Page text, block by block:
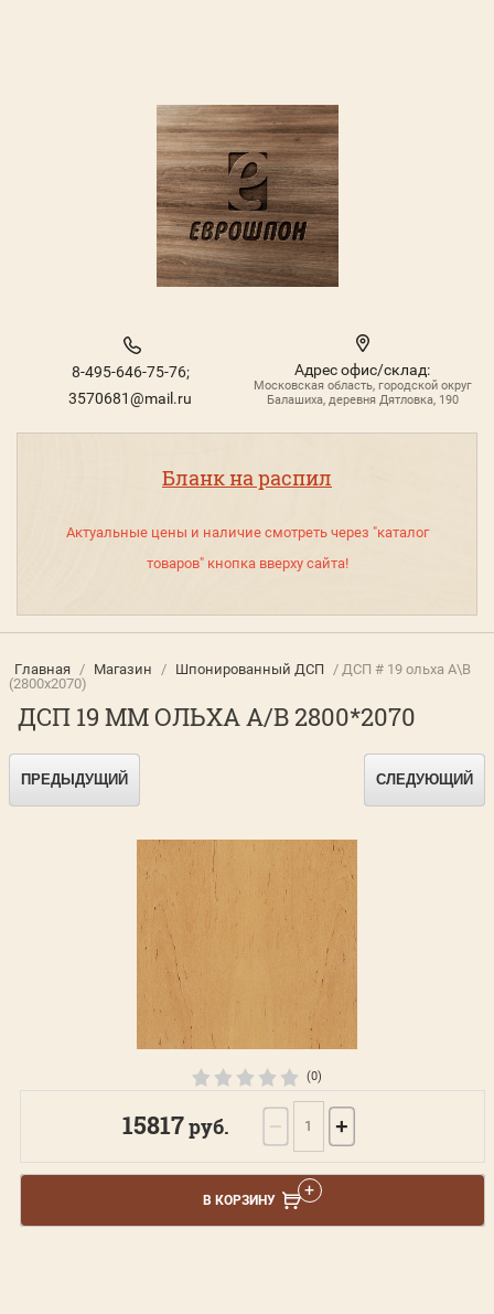
Бланк на распил
Актуальные цены и наличие смотреть через "каталог
товаров" кнопка вверху сайта!
8-495-646-75-76;
3570681@mail.ru
Адрес офис/склад:
Московская область, городской округ
Балашиха, деревня Дятловка, 190
Главная / Магазин / Шпонированный ДСП / ДСП # 19 ольха А\В
(2800х2070)
ДСП 19 ММ ОЛЬХА А/В 2800*2070
ПРЕДЫДУЩИЙ СЛЕДУЮЩИЙ
(0)
15817руб. − +
В КОРЗИНУ